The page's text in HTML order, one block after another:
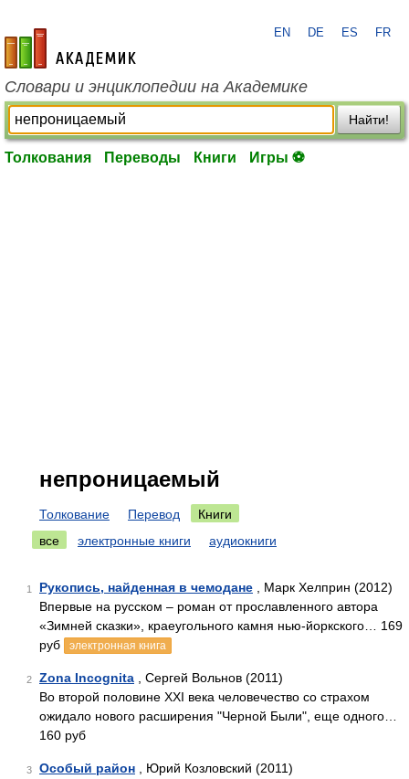
academic.ru
EN DE ES FR
Словари и энциклопедии на Академике
Найти!
Толкования Переводы Книги Игры ⚽
непроницаемый
Толкование Перевод
Книги
все
электронные книги аудиокниги
1 Рукопись, найденная в чемодане , Марк Хелприн (2012)
Впервые на русском – роман от прославленного автора
«Зимней сказки», краеугольного камня нью-йоркского… 169
руб
электронная книга
2 Zona Incognita , Сергей Вольнов (2011)
Во второй половине XXI века человечество со страхом
ожидало нового расширения "Черной Были", еще одного…
160 руб
3 Особый район , Юрий Козловский (2011)